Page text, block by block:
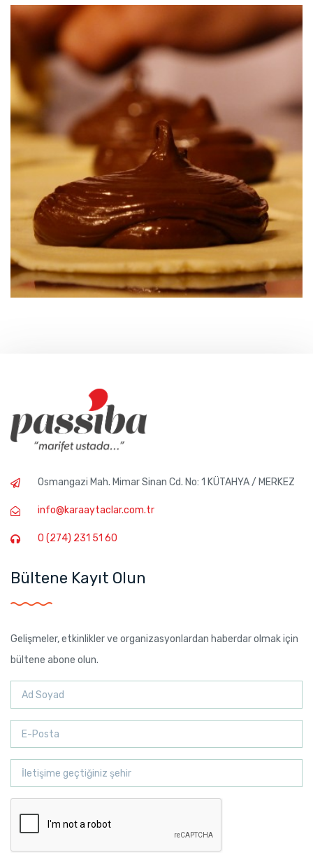
Osmangazi Mah. Mimar Sinan Cd. No: 1 KÜTAHYA / MERKEZ
info@karaaytaclar.com.tr
0 (274) 231 51 60
Bültene Kayıt Olun
Gelişmeler, etkinlikler ve organizasyonlardan haberdar olmak için
bültene abone olun.